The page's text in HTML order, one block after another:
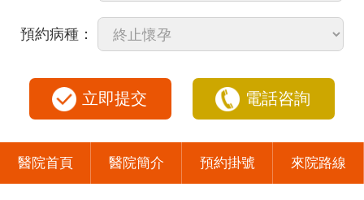
預約病種：
立即提交 電話咨詢
醫院首頁 醫院簡介 預約掛號 來院路線